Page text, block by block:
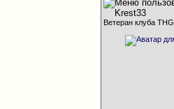
Ветеран клуба THG